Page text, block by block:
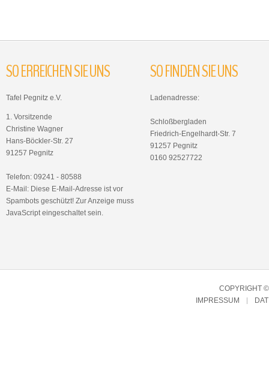
SOERREICHENSIEUNS
Tafel Pegnitz e.V.
1. Vorsitzende
Christine Wagner
Hans-Böckler-Str. 27
91257 Pegnitz
Telefon: 09241 - 80588
E-Mail: Diese E-Mail-Adresse ist vor
Spambots geschützt! Zur Anzeige muss
JavaScript eingeschaltet sein.
SOFINDENSIEUNS
Ladenadresse:
Schloßbergladen
Friedrich-Engelhardt-Str. 7
91257 Pegnitz
0160 92527722
COPYRIGHT
IMPRESSUM